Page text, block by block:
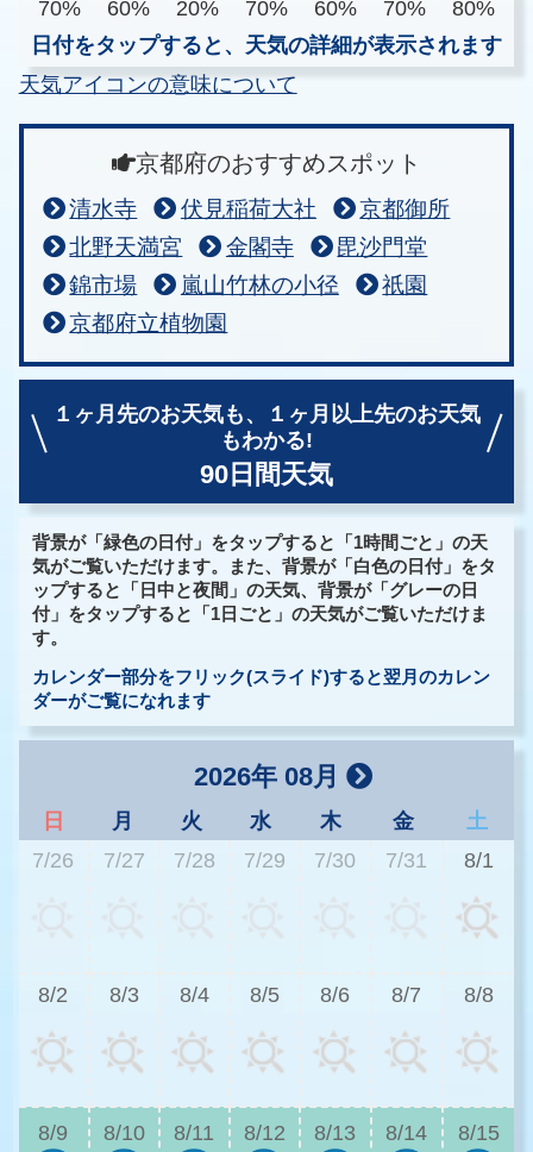
70%
60% 20% 70% 60% 70%
80%
日付をタップすると、天気の詳細が表示されます
天気アイコンの意味について
京都府のおすすめスポット
清水寺 伏見稲荷大社
京都御所
北野天満宮
金閣寺
毘沙門堂
錦市場
嵐山竹林の小径
祇園
京都府立植物園
１ヶ月先のお天気も、
１ヶ月以上先のお天気
もわかる!
90日間天気
背景が「緑色の日付」をタップすると「1時間ごと」の天
気がご覧いただけます。また、背景が「白色の日付」をタ
ップすると「日中と夜間」の天気、背景が「グレーの日
付」をタップすると「1日ごと」の天気がご覧いただけま
す。
カレンダー部分をフリック(スライド)すると翌月のカレン
ダーがご覧になれます
2026年 08月
日 月 火 水 木 金
土
7/26
7/27 7/28 7/29 7/30 7/31 8/1
8/2 8/3 8/4 8/5 8/6 8/7 8/8
8/9 8/10 8/11 8/12 8/13 8/14 8/15